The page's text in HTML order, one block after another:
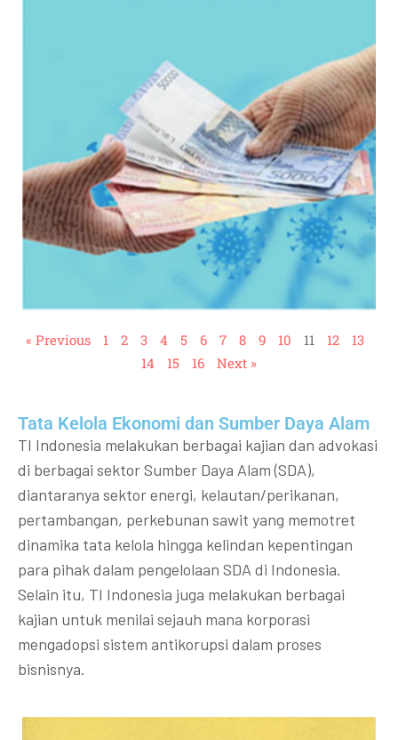
« Previous 1 2 3 4 5 6 7 8 9 10 11 12
13
14
15 16 Next »
Tata Kelola Ekonomi dan Sumber Daya Alam
TI Indonesia melakukan berbagai kajian dan advokasi
di berbagai sektor Sumber Daya Alam (SDA),
diantaranya sektor energi, kelautan/perikanan,
pertambangan, perkebunan sawit yang memotret
dinamika tata kelola hingga kelindan kepentingan
para pihak dalam pengelolaan SDA di Indonesia.
Selain itu, TI Indonesia juga melakukan berbagai
kajian untuk menilai sejauh mana korporasi
mengadopsi sistem antikorupsi dalam proses
bisnisnya.